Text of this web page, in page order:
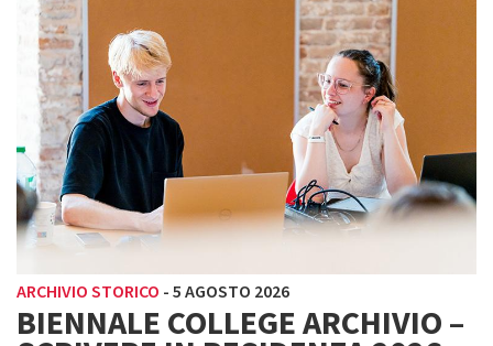
ARCHIVIO STORICO - 5 AGOSTO 2026
BIENNALE COLLEGE ARCHIVIO –